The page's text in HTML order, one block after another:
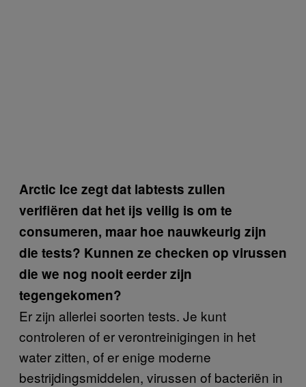
Arctic Ice zegt dat labtests zullen
verifiëren dat het ijs veilig is om te
consumeren, maar hoe nauwkeurig zijn
die tests? Kunnen ze checken op virussen
die we nog nooit eerder zijn
tegengekomen?
Er zijn allerlei soorten tests. Je kunt
controleren of er verontreinigingen in het
water zitten, of er enige moderne
bestrijdingsmiddelen, virussen of bacteriën in